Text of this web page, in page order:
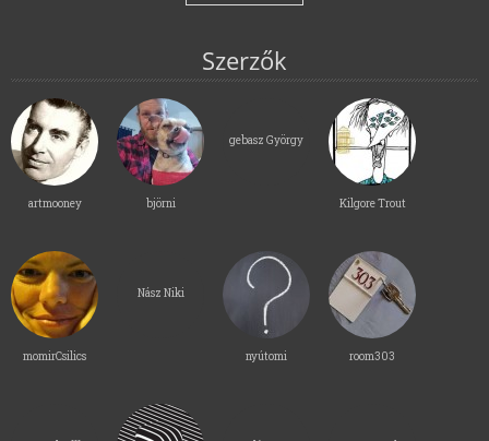
Szerzők
artmooney björni
gebasz György
Kilgore Trout
momirCsilics
Nász Niki
nyútomi room303